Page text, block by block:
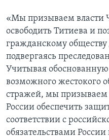
«Мы призываем власти
освободить Титиева и
гражданскому обществу
подвергаясь
Учитывая обоснованную
возможного жестокого
стражей, мы призываем
России обеспечить
соответствии с
обязательствами